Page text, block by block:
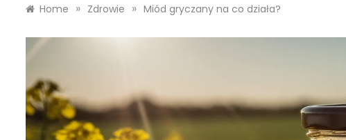
Home » Zdrowie » Miód gryczany na co działa?